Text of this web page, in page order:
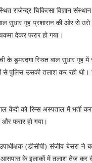
राजेन्द्र चिकित्सा विज्ञान
सुधार गृह प्रशासन की ओर से उसे
देकर फरार हो गया।
के डूमरदगा स्थित बाल सुधार गृह
से पुलिस उसकी तलाश कर रही थी।
कैदी को रिम्स अस्पताल में भर्ती
फरार हो गया।
(डीसीपी) संजीव बेसरा
के इलाकों में तलाश तेज कर दी